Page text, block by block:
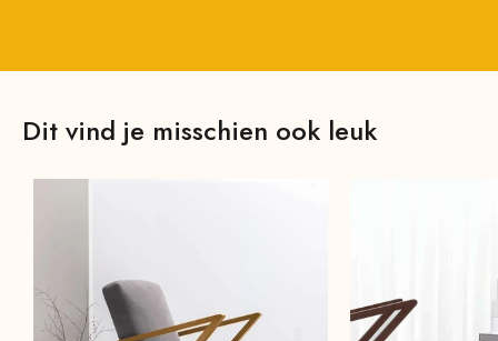
Dit vind je misschien ook leuk